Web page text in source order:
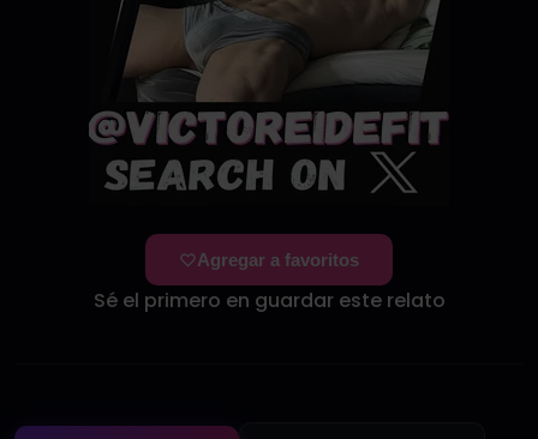
Agregar a favoritos
Sé el primero en guardar este relato